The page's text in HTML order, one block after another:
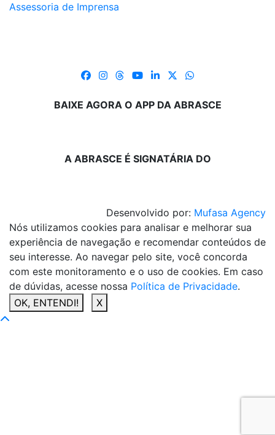
Assessoria de Imprensa
BAIXE AGORA O APP DA ABRASCE
A ABRASCE É SIGNATÁRIA DO
Desenvolvido por: Mufasa Agency
Nós utilizamos cookies para analisar e melhorar sua
experiência de navegação e recomendar conteúdos de
seu interesse. Ao navegar pelo site, você concorda
com este monitoramento e o uso de cookies. Em caso
de dúvidas, acesse nossa Política de Privacidade.
OK, ENTENDI!
X